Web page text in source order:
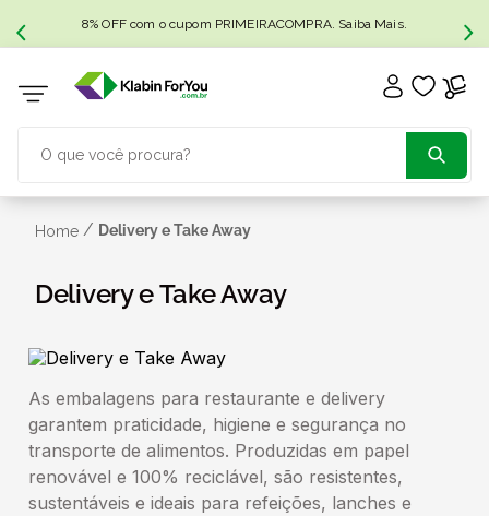
8% OFF com o cupom PRIMEIRACOMPRA. Saiba Mais.
Home / Delivery e Take Away
Delivery e Take Away
As embalagens para restaurante e delivery
garantem praticidade, higiene e segurança no
transporte de alimentos. Produzidas em papel
renovável e 100% reciclável, são resistentes,
sustentáveis e ideais para refeições, lanches e
1º caixa papelão
3 º caixa sedex
4 transporte